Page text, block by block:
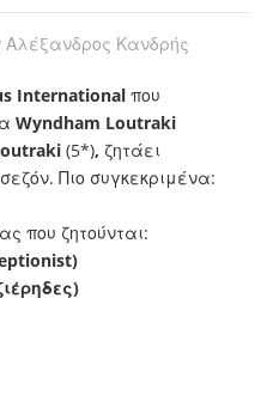
Αλέξανδρος Κανδρής
International που
Wyndham Loutraki
(5*), ζητάει
Πιο συγκεκριμένα:
που ζητούνται: